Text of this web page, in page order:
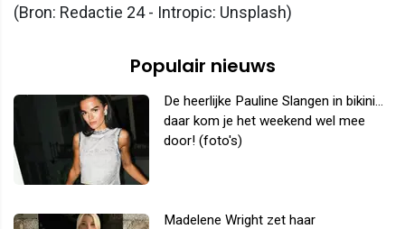
(Bron: Redactie 24 - Intropic: Unsplash)
Populair nieuws
De heerlijke Pauline Slangen in bikini...
daar kom je het weekend wel mee
door! (foto's)
Madelene Wright zet haar